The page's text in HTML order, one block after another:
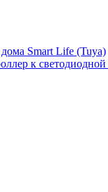
Smart Life (Tuya)
к